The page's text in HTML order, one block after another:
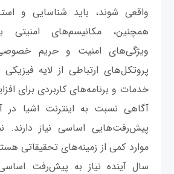
واقعی شوند، باید شناسایی و
همچنین، مکانیسم‌های امنیتی
ویژگی‌های امنیت و حریم
پروتکل‌های ارتباطی از لایه
خدمات و برنامه‌های کاربردی برای
آگاهی نسبت به اینترنت اشیا در
پیش‌رفت‌هایی اساسی نیاز دارند.
موارد کمی از زمینه‌های تحقیقاتی
سال آینده نیاز به پیش‌رفت